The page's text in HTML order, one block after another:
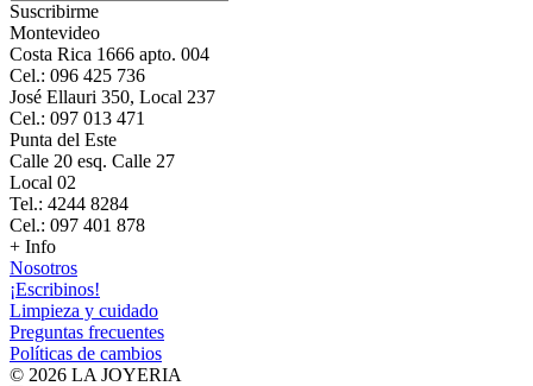
Suscribirme
Montevideo
Costa Rica 1666 apto. 004
Cel.: 096 425 736
José Ellauri 350, Local 237
Cel.: 097 013 471
Punta del Este
Calle 20 esq. Calle 27
Local 02
Tel.: 4244 8284
Cel.: 097 401 878
+ Info
Nosotros
¡Escribinos!
Limpieza y cuidado
Preguntas frecuentes
Políticas de cambios
© 2026 LA JOYERIA